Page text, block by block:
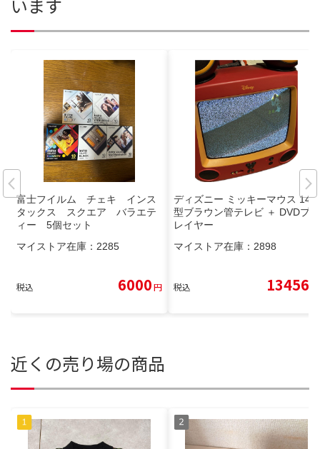
います
富士フイルム チェキ インス
タックス スクエア バラエテ
ィー 5個セット
マイストア在庫： 2285
税込 6000円
ディズニー ミッキーマウス 14
型ブラウン管テレビ ＋ DVDプ
レイヤー
マイストア在庫： 2898
税込 13456
近くの売り場の商品